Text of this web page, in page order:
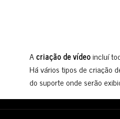
Acriação de vídeoincluí
Há vários tipos de criação
do suporte onde serão